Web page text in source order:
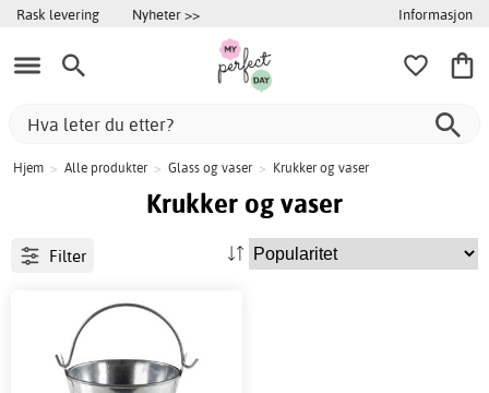
Rask levering Nyheter >> Informasjon
Hjem > Alle produkter > Glass og vaser > Krukker og vaser
Krukker og vaser
Filter